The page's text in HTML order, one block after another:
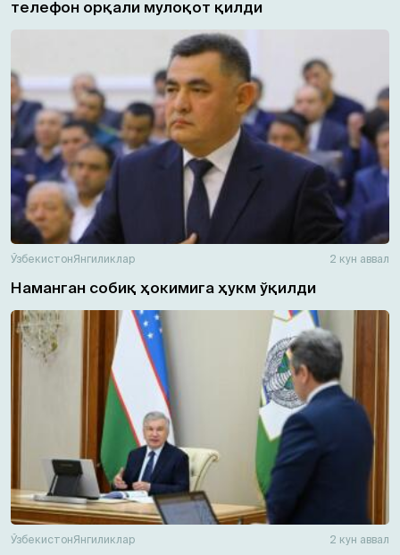
телефон орқали мулоқот қилди
ЎзбекистонЯнгиликлар 2 кун аввал
Наманган собиқ ҳокимига ҳукм ўқилди
ЎзбекистонЯнгиликлар 2 кун аввал